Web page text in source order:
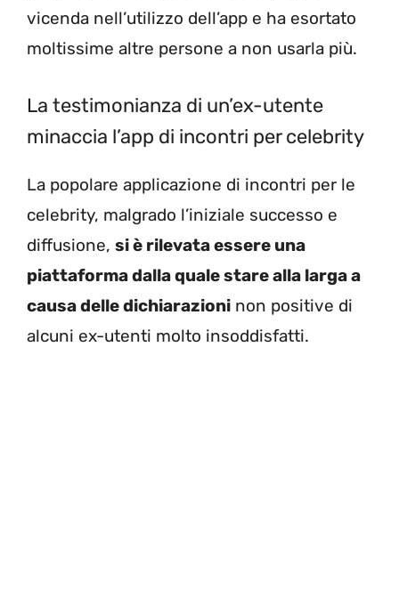
vicenda nell’utilizzo dell’app e ha esortato
moltissime altre persone a non usarla più.
La testimonianza di un’ex-utente
minaccia l’app di incontri per celebrity
La popolare applicazione di incontri per le
celebrity, malgrado l’iniziale successo e
diffusione, si è rilevata essere una
piattaforma dalla quale stare alla larga a
causa delle dichiarazioni non positive di
alcuni ex-utenti molto insoddisfatti.